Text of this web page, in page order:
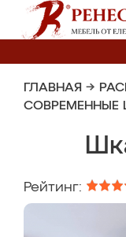
ГЛАВНАЯ →
СОВРЕМЕННЫЕ
Рейтинг: